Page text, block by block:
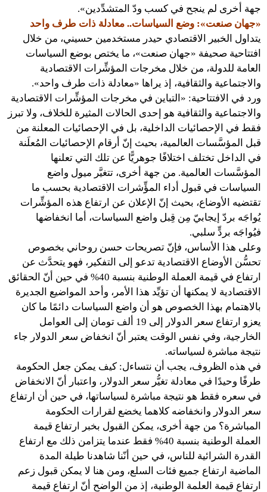
جهة أخرى لم ينجح في كسب ودّ المتشدِّدين».
«جهان صنعت»: وضع السياسات.. معادلة ذات طرف واحد
يتداول الخبير الاقتصادي حيدر مستخدمين حسيني، من خلال
افتتاحية صحيفة «جهان صنعت»، ما يختص بوضع السياسات
العامة للدولة، من خلال مخرجات المؤشِّرات الاقتصادية
والاجتماعية والثقافية، إذ يراها «معادلة ذات طرف واحد».
ورد في الافتتاحية: «التباين في مخرجات المؤشِّرات الاقتصادية
والاجتماعية والثقافية هو إحدى الحالات المثيرة للخلاف، ولا تبرز
فقط في الإحصائيات الداخلية، بل في الإحصائيات المعلنة من
قبل المؤسَّسات العالمية، بحيث إنّ أرقام الإحصائيات المُعلَنة
في الداخل تختلف اختلافًا جوهريًّا عن تلك التي تعلنها
المؤسَّسات العالمية. من جهة أخرى، تتغيَّر ميول واضع
السياسات في قبول أداء المؤِّشرات الاقتصادية بحسب ما
تقتضيه الأوضاع، بحيث إنّ الإعلان عن ارتفاع هذه المؤشِّرات
يُواجَه بردّ إيجابيّ مِن قِبل واضع السياسات، أما انخفاضها
فيُواجَه بردٍّ سلبي.
وعلى هذا الأساس، فإنّ تصريحات حسن روحاني بخصوص
تحسُّن الأوضاع الاقتصادية تدعو إلى التفكير، فهو يتحدَّث عن
ارتفاع في قيمة العملة الوطنية بنسبة 40% في حين أنّ الحقائق
الاقتصادية لا يمكنها أن تؤيِّد هذا الأمر، وأحد المواضيع الجديرة
بالاهتمام بهذا الخصوص هو أن واضع السياسات دائمًا ما كان
يعزو ارتفاع سعر الدولار إلى 19 ألف تومان إلى العوامل
الخارجية، وفي نفس الوقت يعتبر أنّ انخفاض سعر الدولار جاء
نتيجة مباشرة لسياساته.
في هذه الظروف، يجب أن نتساءل: كيف يمكن جعل الحكومة
طرفًا وحيدًا في معادلة تغيُّر سعر الدولار، واعتبار أنّ الانخفاض
في سعره فقط هو نتيجة مباشرة لسياساتها، في حين أن ارتفاع
سعر الدولار وانخفاضه كلاهما يخضع لقرارات الحكومة
المباشرة؟ من جهة أخرى، يمكن القبول بخبر ارتفاع قيمة
العملة الوطنية بنسبة 40% فقط عندما يتزامن ذلك مع ارتفاع
القدرة الشرائية للناس، في حين أنّنا شاهدنا طيلة المدة
الماضية ارتفاع جميع فئات السلع، ومن هنا لا يمكن قبول زعم
ارتفاع قيمة العلمة الوطنية، إذ من الواضح أنّ ارتفاع قيمة